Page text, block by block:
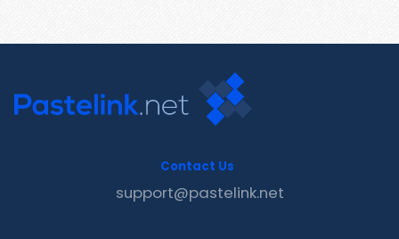
Contact Us
support@pastelink.net